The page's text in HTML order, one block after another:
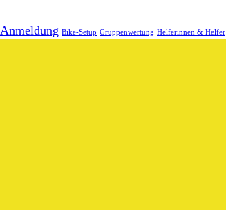
Anmeldung Bike-Setup Gruppenwertung Helferinnen & Helfer